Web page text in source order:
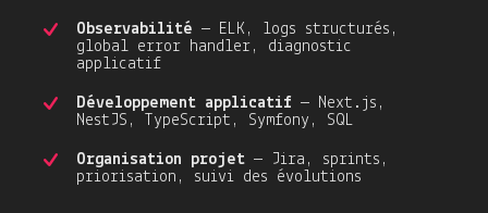
Observabilité — ELK, logs structurés,
global error handler, diagnostic
applicatif
Développement applicatif — Next.js,
NestJS, TypeScript, Symfony, SQL
Organisation projet — Jira, sprints,
priorisation, suivi des évolutions